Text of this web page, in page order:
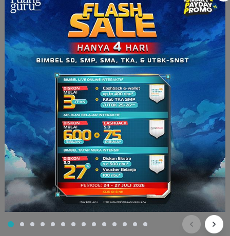
Jadi, akulturasi adalah proses perubahan yang ditandai
dengan terjadinya penyatuan dua kebudayaan yang
berbeda. Bagian positifnya, penyatuan ini tidak
menghilangkan ciri khas masing-masing kebudayaan
sehingga masing-masing dapat tetap melestarikan ciri
khasnya.
Bagaimana squad? Apa kalian sudah jelas? Kalau kalian masih
bingung,
perlu khawatir. Download aplikasi
sekarang! Di sana kamu bisa belajar Sosiologi dengan video
penjelasan beranimasi yang keren dan menarik pastinya.